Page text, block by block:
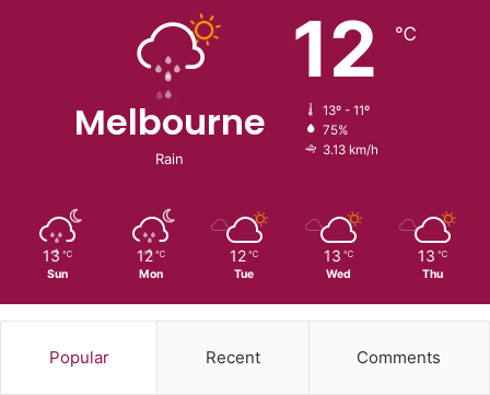
Melbourne
Rain
12 ℃
13º - 11º
75%
3.13 km/h
13 ℃
Sun
12 ℃
Mon
12 ℃
Tue
13 ℃
Wed
13 ℃
Thu
Popular Recent Comments